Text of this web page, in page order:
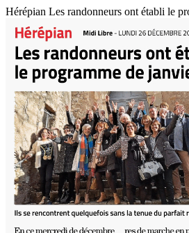
Hérépian Les randonneurs ont établi le